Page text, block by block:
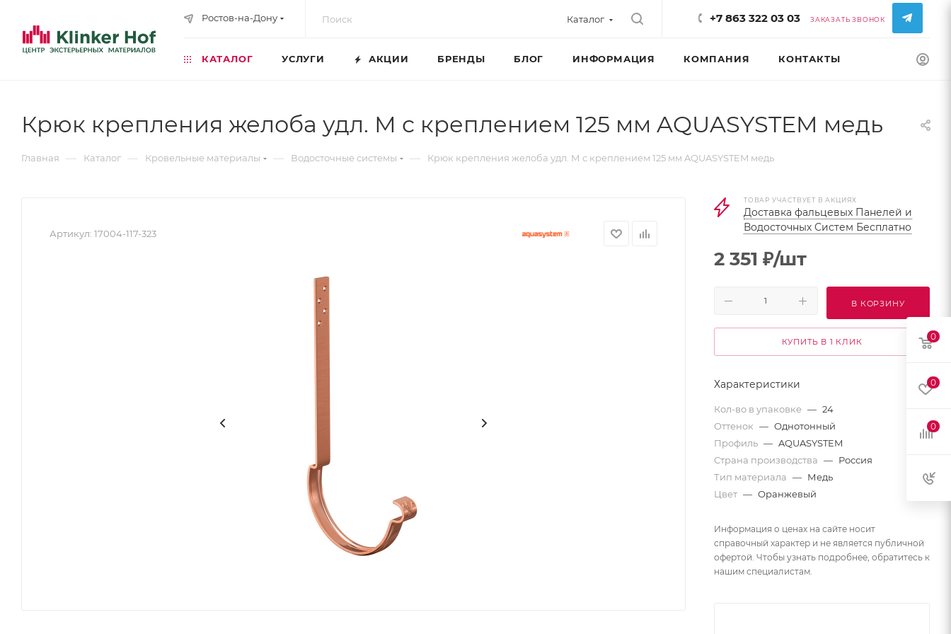
Ростов-на-Дону Каталог +7 863 322 03 03 ЗАКАЗАТЬ ЗВОНОК
КАТАЛОГ УСЛУГИ АКЦИИ БРЕНДЫ БЛОГ ИНФОРМАЦИЯ КОМПАНИЯ КОНТАКТЫ
Крюк крепления желоба удл. М с креплением 125 мм AQUASYSTEM медь
Главная — Каталог — Кровельные материалы — Водосточные системы — Крюк крепления желоба удл. М с креплением 125 мм AQUASYSTEM медь
Артикул: 17004-117-323
ТОВАР УЧАСТВУЕТ В АКЦИЯХ
Доставка фальцевых Панелей и
Водосточных Систем Бесплатно
2 351 ₽/шт
В КОРЗИНУ
КУПИТЬ В 1 КЛИК
Характеристики
Кол-во в упаковке — 24
Оттенок — Однотонный
Профиль — AQUASYSTEM
Страна производства — Россия
Тип материала — Медь
Цвет — Оранжевый
Информация о ценах на сайте носит
справочный характер и не является публичной
офертой. Чтобы узнать подробнее, обратитесь к
нашим специалистам.
0
0
0